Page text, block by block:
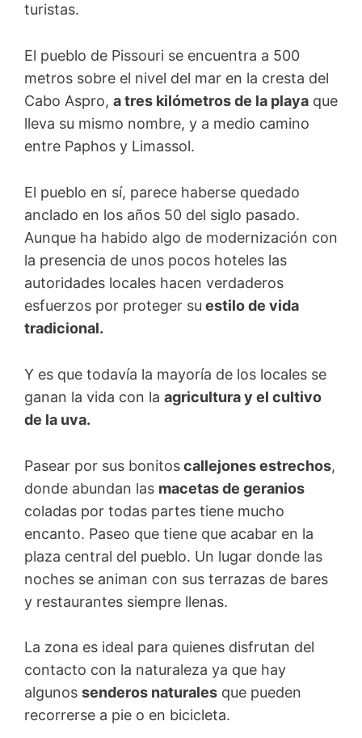
turistas.
El pueblo de Pissouri se encuentra a 500
metros sobre el nivel del mar en la cresta del
Cabo Aspro, a tres kilómetros de la playa que
lleva su mismo nombre, y a medio camino
entre Paphos y Limassol.
El pueblo en sí, parece haberse quedado
anclado en los años 50 del siglo pasado.
Aunque ha habido algo de modernización con
la presencia de unos pocos hoteles las
autoridades locales hacen verdaderos
esfuerzos por proteger su estilo de vida
tradicional.
Y es que todavía la mayoría de los locales se
ganan la vida con la agricultura y el cultivo
de la uva.
Pasear por sus bonitoscallejones estrechos,
donde abundan las macetas de geranios
coladas por todas partes tiene mucho
encanto. Paseo que tiene que acabar en la
plaza central del pueblo. Un lugar donde las
noches se animan con sus terrazas de bares
y restaurantes siempre llenas.
La zona es ideal para quienes disfrutan del
contacto con la naturaleza ya que hay
algunos senderos naturales que pueden
recorrerse a pie o en bicicleta.